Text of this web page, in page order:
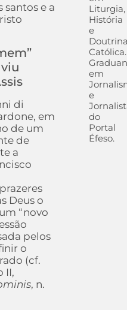
e a
di
em
de um
de
a
Deus o
“novo
pelos
o
(cf.
II,
, n.
Liturgia,
História
e
Católica.
em
e
do
Portal
Éfeso.